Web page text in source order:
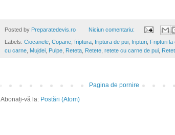
Posted by Preparatedevis.ro Niciun comentariu:
Labels: Ciocanele Copane friptura friptura de pui fripturi Fripturi la
cu carne Mujdei Pulpe Reteta Retete retete cu carne de pui
Pagina de pornire
Abonați-vă la: Postări (Atom)